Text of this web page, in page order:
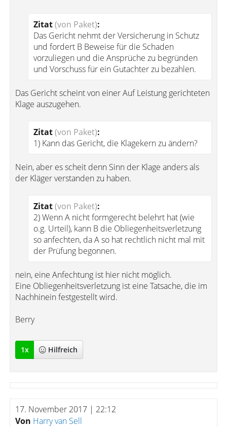
Zitat(von Paket):
Das Gericht nehmt der Versicherung in Schutz
und fordert B Beweise für die Schaden
vorzuliegen und die Ansprüche zu begründen
und Vorschuss für ein Gutachter zu bezahlen.
Das Gericht scheint von einer Auf Leistung gerichteten
Klage auszugehen.
Zitat(von Paket):
1) Kann das Gericht, die Klagekern zu ändern?
Nein, aber es scheit denn Sinn der Klage anders als
der Kläger verstanden zu haben.
Zitat(von Paket):
2) Wenn A nicht formgerecht belehrt hat (wie
o.g. Urteil), kann B die Obliegenheitsverletzung
so anfechten, da A so hat rechtlich nicht mal mit
der Prüfung begonnen.
nein, eine Anfechtung ist hier nicht möglich.
Eine Obliegenheitsverletzung ist eine Tatsache, die im
Nachhinein festgestellt wird.
Berry
1x Hilfreich
17. November 2017 | 22:12
Von Harry van Sell